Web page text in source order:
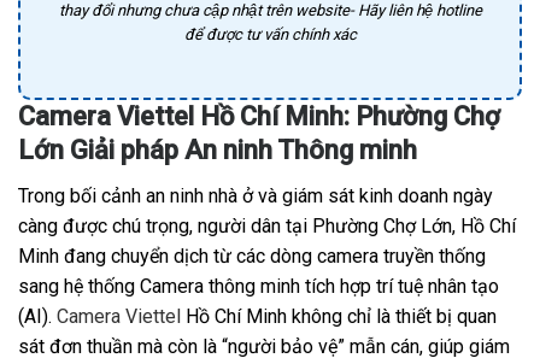
thay đổi nhưng chưa cập nhật trên website- Hãy liên hệ hotline
để được tư vấn chính xác
Camera Viettel Hồ Chí Minh: Phường Chợ
Lớn Giải pháp An ninh Thông minh
Trong bối cảnh an ninh nhà ở và giám sát kinh doanh ngày
càng được chú trọng, người dân tại Phường Chợ Lớn, Hồ Chí
Minh đang chuyển dịch từ các dòng camera truyền thống
sang hệ thống Camera thông minh tích hợp trí tuệ nhân tạo
(AI). Camera Viettel
Hồ Chí Minh không chỉ là thiết bị quan
sát đơn thuần mà còn là “người bảo vệ” mẫn cán, giúp giám